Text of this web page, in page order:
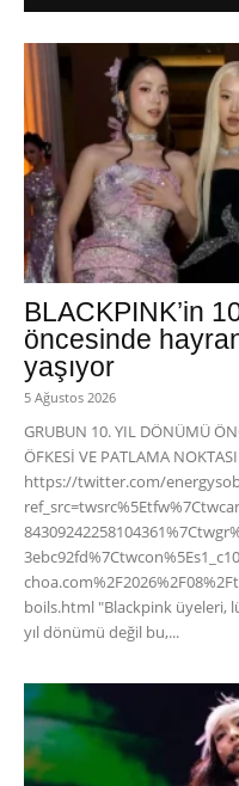
BLACKPINK’in
öncesinde
yaşıyor
5 Ağustos 2026
GRUBUN 10. YIL DÖNÜMÜ
ÖFKESİ VE PATLAMA NOKTASI
https://twitter.com/
boils.html "Blackpink üyeleri,
yıl dönümü değil bu,...